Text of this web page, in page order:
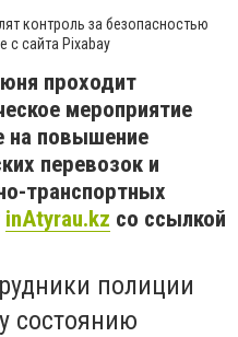
контроль за безопасностью
с сайта Pixabay
проходит
мероприятие
на повышение
перевозок и
транспортных
inAtyrau.kz со ссылкой
полиции
состоянию